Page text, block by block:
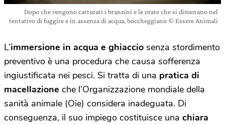
Dopo che vengono catturati i branzini e le orate che si dimenano nel
tentativo di fuggire e in assenza di acqua, boccheggiano © Essere Animali
L’immersione in acqua e ghiaccio senza stordimento
preventivo è una procedura che causa sofferenza
ingiustificata nei pesci. Si tratta di una pratica di
macellazione che l’Organizzazione mondiale della
sanità animale (Oie) considera inadeguata. Di
conseguenza, il suo impiego costituisce una chiara